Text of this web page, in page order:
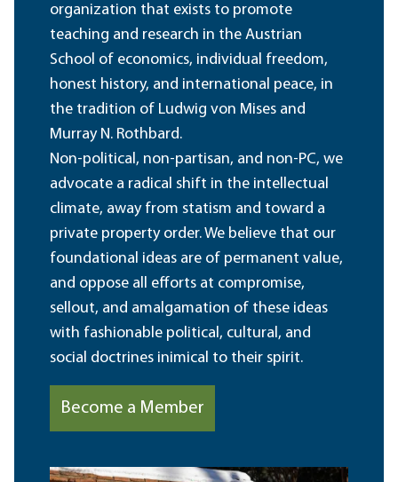
organization that exists to promote
teaching and research in the Austrian
School of economics, individual freedom,
honest history, and international peace, in
the tradition of Ludwig von Mises and
Murray N. Rothbard.
Non-political, non-partisan, and non-PC, we
advocate a radical shift in the intellectual
climate, away from statism and toward a
private property order. We believe that our
foundational ideas are of permanent value,
and oppose all efforts at compromise,
sellout, and amalgamation of these ideas
with fashionable political, cultural, and
social doctrines inimical to their spirit.
Become a Member